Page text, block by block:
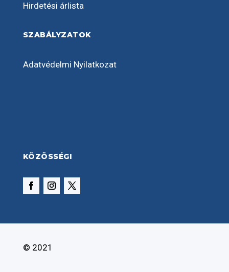
Hirdetési árlista
SZABÁLYZATOK
Adatvédelmi Nyilatkozat
KÖZÖSSÉGI
© 2021